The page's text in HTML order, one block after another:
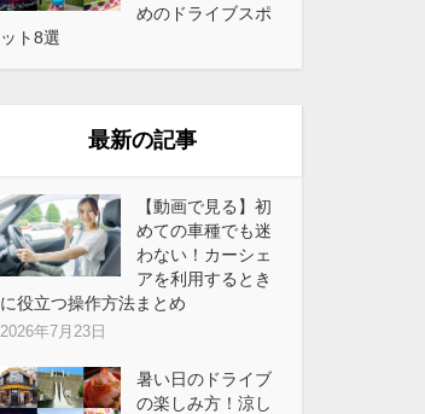
めのドライブスポ
ット8選
最新の記事
【動画で見る】初
めての車種でも迷
わない！カーシェ
アを利用するとき
に役立つ操作方法まとめ
2026年7月23日
暑い日のドライブ
の楽しみ方！涼し